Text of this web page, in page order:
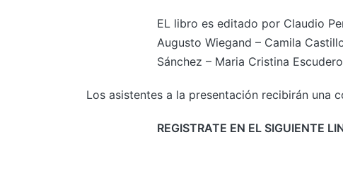
EL libro es editado por Claudio
Augusto Wiegand – Camila
Sánchez – Maria Cristina
Los asistentes a la presentación recibirán una
REGISTRATE EN EL SIGUIENTE